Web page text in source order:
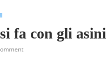
fa con gli asini